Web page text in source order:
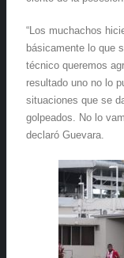
“Los muchachos
básicamente lo que
técnico queremos
resultado uno no lo
situaciones que se
golpeados. No lo
declaró Guevara.